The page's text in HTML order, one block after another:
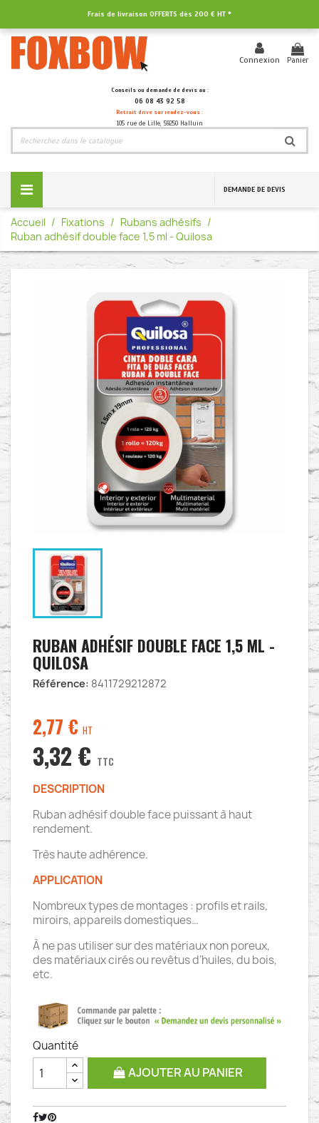
Frais de livraison OFFERTS dès 200 € HT *
Conseils ou demande de devis au :
06 08 43 92 58
Retrait drive sur rendez-vous :
105 rue de Lille, 59250 Halluin
Connexion Panier
DEMANDE DE DEVIS
Accueil Fixations
Rubans adhésifs
Ruban adhésif double face 1,5 ml - Quilosa
RUBAN ADHÉSIF DOUBLE FACE 1,5 ML -
QUILOSA
Référence: 8411729212872
2,77 € HT
3,32 € TTC
DESCRIPTION
Ruban adhésif double face puissant à haut
rendement.
Très haute adhérence.
APPLICATION
Nombreux types de montages : profils et rails,
miroirs, appareils domestiques…
À ne pas utiliser sur des matériaux non poreux,
des matériaux cirés ou revêtus d’huiles, du bois,
etc.
Quantité
AJOUTER AU PANIER